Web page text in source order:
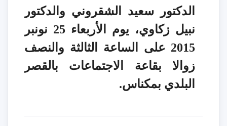
الدكتور سعيد الشقروني والدكتور
نبيل زكاوي، يوم الأربعاء 25 نونبر
2015 على الساعة الثالثة والنصف
زوالا بقاعة الاجتماعات بالقصر
البلدي بمكناس.